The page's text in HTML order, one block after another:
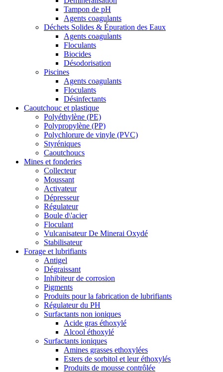
Tampon de pH
Agents coagulants
Déchets Solides & Épuration des Eaux
Agents coagulants
Floculants
Biocides
Désodorisation
Piscines
Agents coagulants
Floculants
Désinfectants
Caoutchouc et plastique
Polyéthylène (PE)
Polypropylène (PP)
Polychlorure de vinyle (PVC)
Styréniques
Caoutchoucs
Mines et fonderies
Collecteur
Moussant
Activateur
Dépresseur
Régulateur
Boule d\'acier
Floculant
Vulcanisateur De Minerai Oxydé
Stabilisateur
Forage et lubrifiants
Antigel
Dégraissant
Inhibiteur de corrosion
Pigments
Produits pour la fabrication de lubrifiants
Régulateur du PH
Surfactants non ioniques
Acide gras éthoxylé
Alcool éthoxylé
Surfactants ioniques
Amines grasses ethoxylées
Esters de sorbitol et leur éthoxylés
Produits de mousse contrôlée